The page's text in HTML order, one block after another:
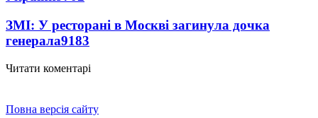
ЗМІ: У ресторані в Москві загинула дочка
генерала9183
Читати коментарі
Повна версія сайту